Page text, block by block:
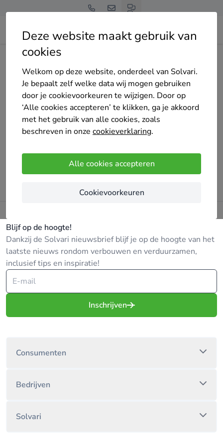
Deze website maakt gebruik van
cookies
Welkom op deze website, onderdeel van Solvari.
Je bepaalt zelf welke data wij mogen gebruiken
door je cookievoorkeuren te wijzigen. Door op
‘Alle cookies accepteren’ te klikken, ga je akkoord
met het gebruik van alle cookies, zoals
beschreven in onze cookieverklaring.
Alle cookies accepteren
Cookievoorkeuren
Home Cv-ketel
hollandcore-projects-bv
Oeps!
later opnieuw.
Probeer opnieuw
Blijf op de hoogte!
Dankzij de Solvari nieuwsbrief blijf je op de hoogte van het
laatste nieuws rondom verbouwen en verduurzamen,
inclusief tips en inspiratie!
Inschrijven
Consumenten
Bedrijven
Solvari